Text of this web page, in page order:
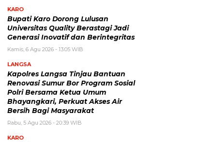
KARO
Bupati Karo Dorong Lulusan
Universitas Quality Berastagi Jadi
Generasi Inovatif dan Berintegritas
Kamis, 6 Agu 2026 - 13:05 WIB
LANGSA
Kapolres Langsa Tinjau Bantuan
Renovasi Sumur Bor Program Sosial
Polri Bersama Ketua Umum
Bhayangkari, Perkuat Akses Air
Bersih Bagi Masyarakat
Rabu, 5 Agu 2026 - 20:39 WIB
KARO